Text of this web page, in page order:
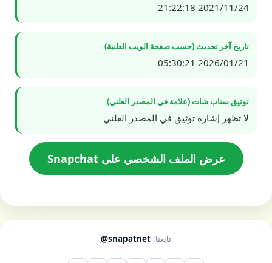
2021/11/24 21:22:18
تاريخ آخر تحديث (حسب صفحة الويب العلنية)
2026/01/21 05:30:21
توثيق سناب شات (علامة في المصدر العلني)
لا تظهر إشارة توثيق في المصدر العلني
عرض الملف الشخصي على Snapchat
تابعنا: @snapatnet